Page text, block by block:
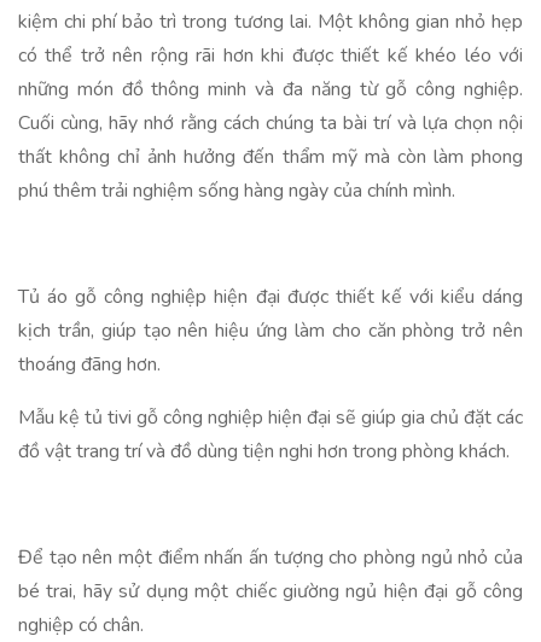
kiệm chi phí bảo trì trong tương lai. Một không gian nhỏ hẹp
có thể trở nên rộng rãi hơn khi được thiết kế khéo léo với
những món đồ thông minh và đa năng từ gỗ công nghiệp.
Cuối cùng, hãy nhớ rằng cách chúng ta bài trí và lựa chọn nội
thất không chỉ ảnh hưởng đến thẩm mỹ mà còn làm phong
phú thêm trải nghiệm sống hàng ngày của chính mình.
Tủ áo gỗ công nghiệp hiện đại được thiết kế với kiểu dáng
kịch trần, giúp tạo nên hiệu ứng làm cho căn phòng trở nên
thoáng đãng hơn.
Mẫu kệ tủ tivi gỗ công nghiệp hiện đại sẽ giúp gia chủ đặt các
đồ vật trang trí và đồ dùng tiện nghi hơn trong phòng khách.
Để tạo nên một điểm nhấn ấn tượng cho phòng ngủ nhỏ của
bé trai, hãy sử dụng một chiếc giường ngủ hiện đại gỗ công
nghiệp có chân.